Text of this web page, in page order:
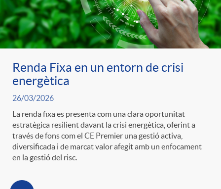
Renda Fixa en un entorn de crisi
energètica
26/03/2026
La renda fixa es presenta com una clara oportunitat
estratègica resilient davant la crisi energètica, oferint a
través de fons com el CE Premier una gestió activa,
diversificada i de marcat valor afegit amb un enfocament
en la gestió del risc.